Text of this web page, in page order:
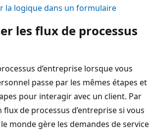
la logique dans un formulaire
les flux de processus
d’entreprise lorsque vous
passe par les mêmes étapes et
pour interagir avec un client. Par
de processus d’entreprise si vous
monde gère les demandes de service